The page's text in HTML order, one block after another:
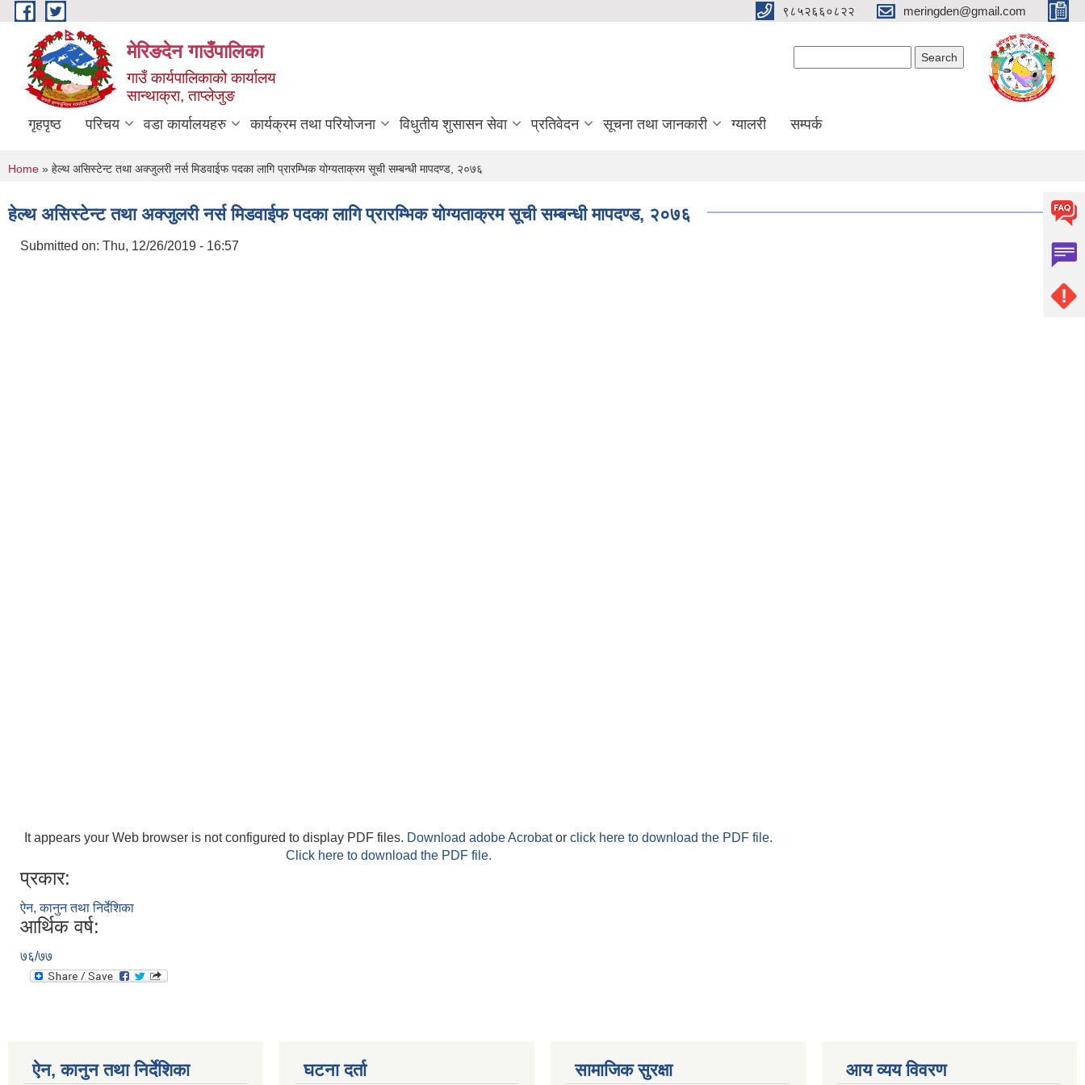
Skip to main content ९८५२६६०८२२ meringden@gmail.com
मेरिङदेन गाउँपालिका
गाउँ कार्यपालिकाको कार्यालय
सान्थाक्रा, ताप्लेजुङ
गृहपृष्ठ परिचय वडा कार्यालयहरु कार्यक्रम तथा परियोजना विधुतीय शुसासन सेवा प्रतिवेदन सूचना तथा जानकारी ग्यालरी सम्पर्क
You are here
Home » हेल्थ असिस्टेन्ट तथा अक्जुलरी नर्स मिडवाईफ पदका लागि प्रारम्भिक योग्यताक्रम सूची सम्बन्धी मापदण्ड, २०७६
हेल्थ असिस्टेन्ट तथा अक्जुलरी नर्स मिडवाईफ पदका लागि प्रारम्भिक योग्यताक्रम सूची सम्बन्धी मापदण्ड, २०७६
Submitted on: Thu, 12/26/2019 - 16:57
It appears your Web browser is not configured to display PDF files. Download adobe Acrobator click here to download the PDF file.
Click here to download the PDF file.
प्रकार:
ऐन, कानुन तथा निर्देशिका
आर्थिक वर्ष:
७६/७७
ऐन, कानुन तथा निर्देशिका घटना दर्ता सामाजिक सुरक्षा आय व्यय विवरण